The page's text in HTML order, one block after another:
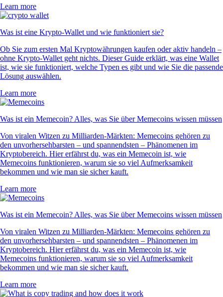
Learn more
Was ist eine Krypto-Wallet und wie funktioniert sie?
Ob Sie zum ersten Mal Kryptowährungen kaufen oder aktiv handeln –
ohne Krypto-Wallet geht nichts. Dieser Guide erklärt, was eine Wallet
ist, wie sie funktioniert, welche Typen es gibt und wie Sie die passende
Lösung auswählen.
Learn more
Was ist ein Memecoin? Alles, was Sie über Memecoins wissen müssen
Von viralen Witzen zu Milliarden-Märkten: Memecoins gehören zu
den unvorhersehbarsten – und spannendsten – Phänomenen im
Kryptobereich. Hier erfährst du, was ein Memecoin ist, wie
Memecoins funktionieren, warum sie so viel Aufmerksamkeit
bekommen und wie man sie sicher kauft.
Learn more
Was ist ein Memecoin? Alles, was Sie über Memecoins wissen müssen
Von viralen Witzen zu Milliarden-Märkten: Memecoins gehören zu
den unvorhersehbarsten – und spannendsten – Phänomenen im
Kryptobereich. Hier erfährst du, was ein Memecoin ist, wie
Memecoins funktionieren, warum sie so viel Aufmerksamkeit
bekommen und wie man sie sicher kauft.
Learn more